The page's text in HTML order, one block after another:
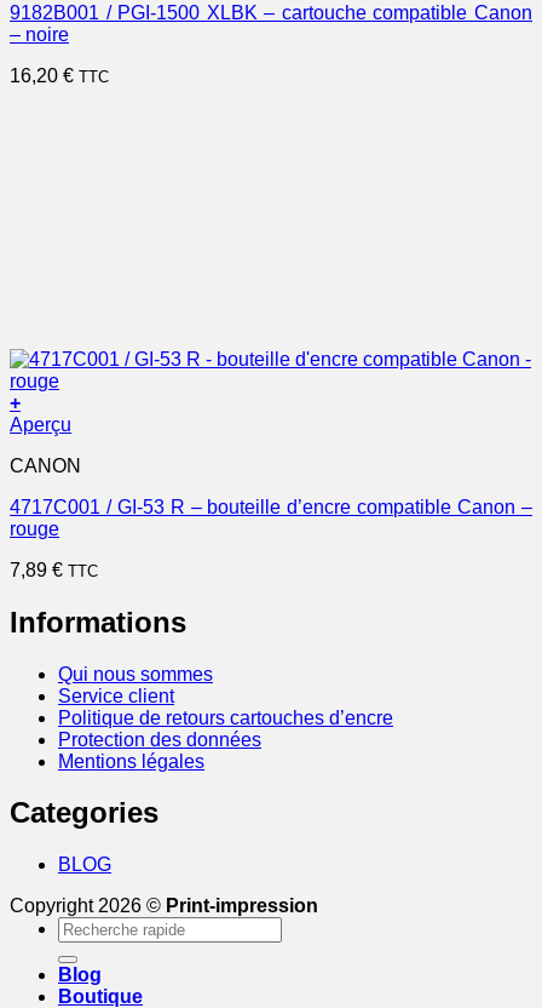
9182B001 / PGI-1500 XLBK – cartouche compatible Canon
– noire
16,20 € TTC
+
Aperçu
CANON
4717C001 / GI-53 R – bouteille d’encre compatible Canon –
rouge
7,89 € TTC
Informations
Qui nous sommes
Service client
Politique de retours cartouches d’encre
Protection des données
Mentions légales
Categories
BLOG
Copyright 2026 © Print-impression
Recherche
pour :
Blog
Boutique